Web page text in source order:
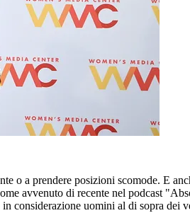
o a prendere posizioni scomode. E
avvenuto di recente nel podcast
considerazione uomini al di sopra